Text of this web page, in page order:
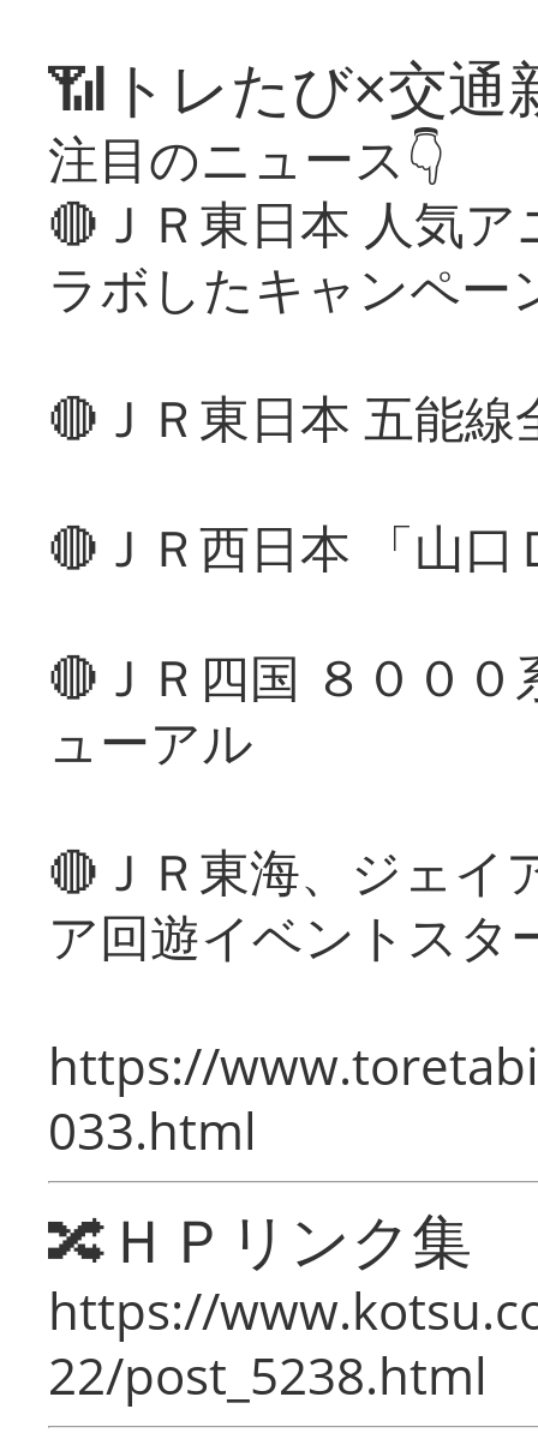
📶トレたび×交通
注目のニュース👇
🔴ＪＲ東日本 人気
ラボしたキャンペー
🔴ＪＲ東日本 五能
🔴ＪＲ西日本 「山
🔴ＪＲ四国 ８００
ューアル
🔴ＪＲ東海、ジェイ
ア回遊イベントスタ
https://
033.html
🔀ＨＰリンク集
https://
22/post_5238.html